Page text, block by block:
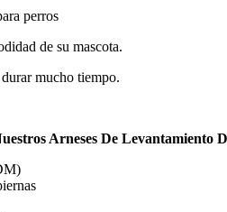
perros
de su mascota.
mucho tiempo.
Arneses De Levantamiento